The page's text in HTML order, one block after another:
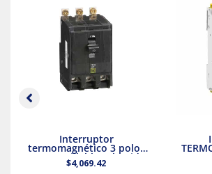
Interruptor
termomagnético 3 polos
90A Atornillable Schneider
Electric
$4,069.42 3